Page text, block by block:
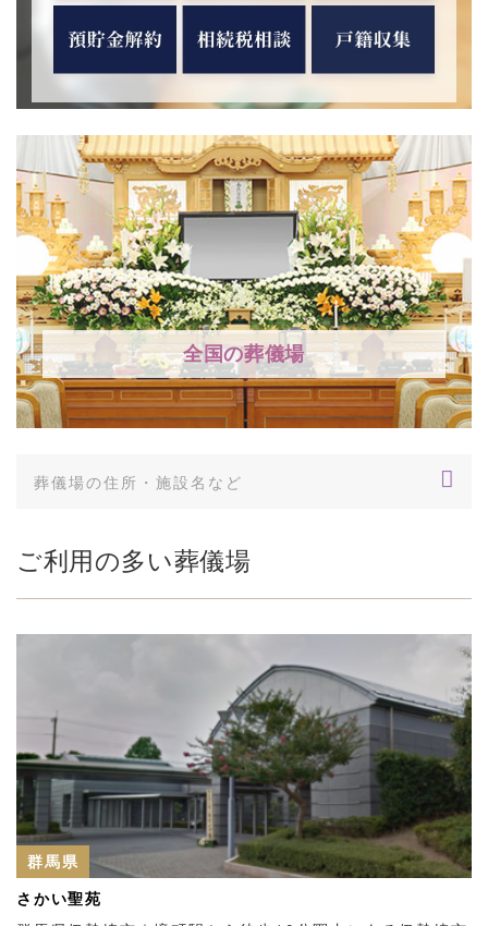
全国の葬儀場
ご利用の多い葬儀場
群馬県
さかい聖苑